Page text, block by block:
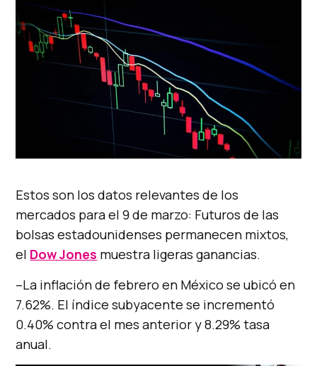
Estos son los datos relevantes de los
mercados para el 9 de marzo: Futuros de las
bolsas estadounidenses permanecen mixtos,
el Dow Jones muestra ligeras ganancias.
–La inflación de febrero en México se ubicó en
7.62%. El índice subyacente se incrementó
0.40% contra el mes anterior y 8.29% tasa
anual.